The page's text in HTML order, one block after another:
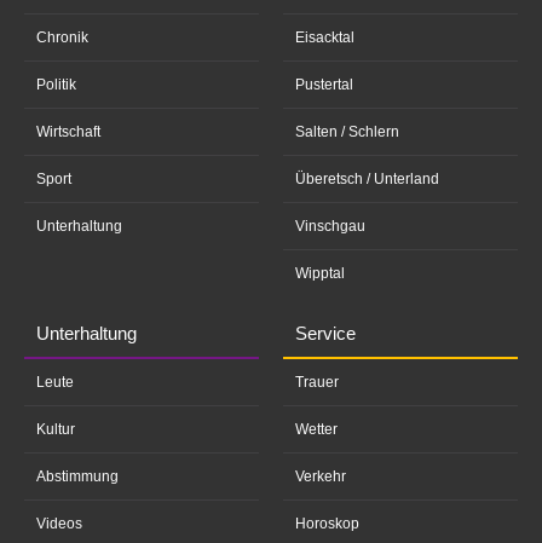
Chronik
Politik
Wirtschaft
Sport
Unterhaltung
Eisacktal
Pustertal
Salten / Schlern
Überetsch / Unterland
Vinschgau
Wipptal
Unterhaltung
Leute
Kultur
Abstimmung
Videos
Service
Trauer
Wetter
Verkehr
Horoskop